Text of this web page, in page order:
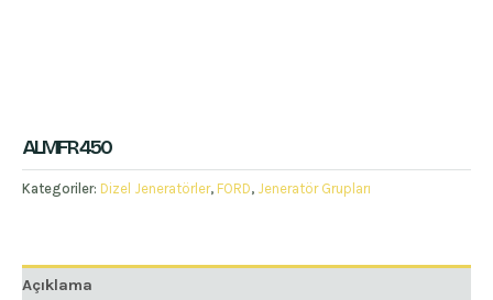
ALMFR 450
Kategoriler: Dizel Jeneratörler, FORD, Jeneratör Grupları
Açıklama